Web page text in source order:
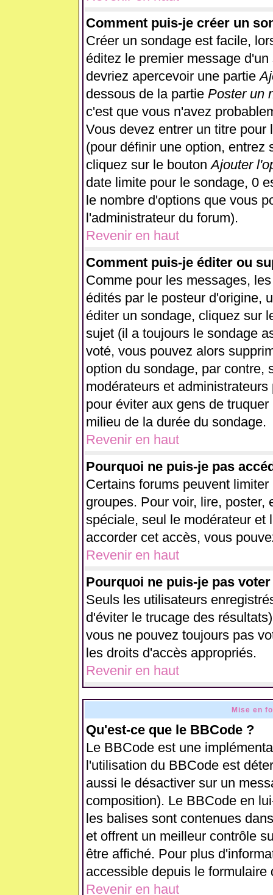
Comment puis-je créer un
Créer un sondage est facile,
éditez le premier message
devriez apercevoir une partie
dessous de la partie Poster un
c'est que vous n'avez
Vous devez entrer un titre
(pour définir une option, entrez
cliquez sur le boutonAjouter
date limite pour le sondage, 0
le nombre d'options que vous
l'administrateur du forum).
Revenir en haut
Comment puis-je éditer ou
Comme pour les messages,
édités par le posteur d'origine,
éditer un sondage, cliquez sur
sujet (il a toujours le sondage
voté, vous pouvez alors
option du sondage, par contre,
modérateurs et
pour éviter aux gens de
milieu de la durée du sondage.
Revenir en haut
Pourquoi ne puis-je pas
Certains forums peuvent
groupes. Pour voir, lire,
spéciale, seul le modérateur et
accorder cet accès, vous
Revenir en haut
Pourquoi ne puis-je pas
Seuls les utilisateurs
d'éviter le trucage des
vous ne pouvez toujours pas
les droits d'accès appropriés.
Revenir en haut
Mise en
Qu'est-ce que le BBCode ?
Le BBCode est une
l'utilisation du BBCode est
aussi le désactiver sur un
composition). Le BBCode en
les balises sont contenues
et offrent un meilleur contrôle
être affiché. Pour plus
accessible depuis le formulaire
Revenir en haut